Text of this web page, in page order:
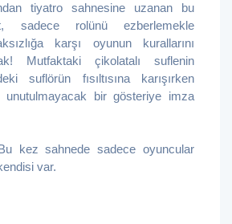
tiyatro sahnesine uzanan bu
sadece rolünü ezberlemekle
karşı oyunun kurallarını
Mutfaktaki çikolatalı suflenin
suflörün fısıltısına karışırken
unutulmayacak bir gösteriye imza
kez sahnede sadece oyuncular
var.